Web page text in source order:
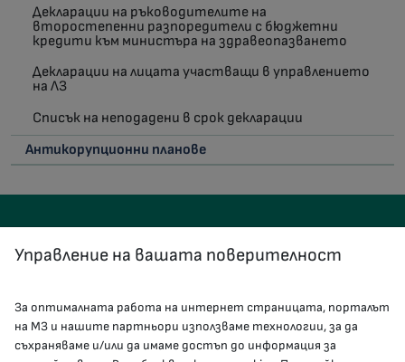
Декларации на ръководителите на
второстепенни разпоредители с бюджетни
кредити към министъра на здравеопазването
Декларации на лицата участващи в управлението
на ЛЗ
Списък на неподадени в срок декларации
Антикорупционни планове
КОНТАКТИ
Управление на вашата поверителност
За оптималната работа на интернет страницата, порталът
на МЗ и нашите партньори използваме технологии, за да
съхраняваме и/или да имаме достъп до информация за